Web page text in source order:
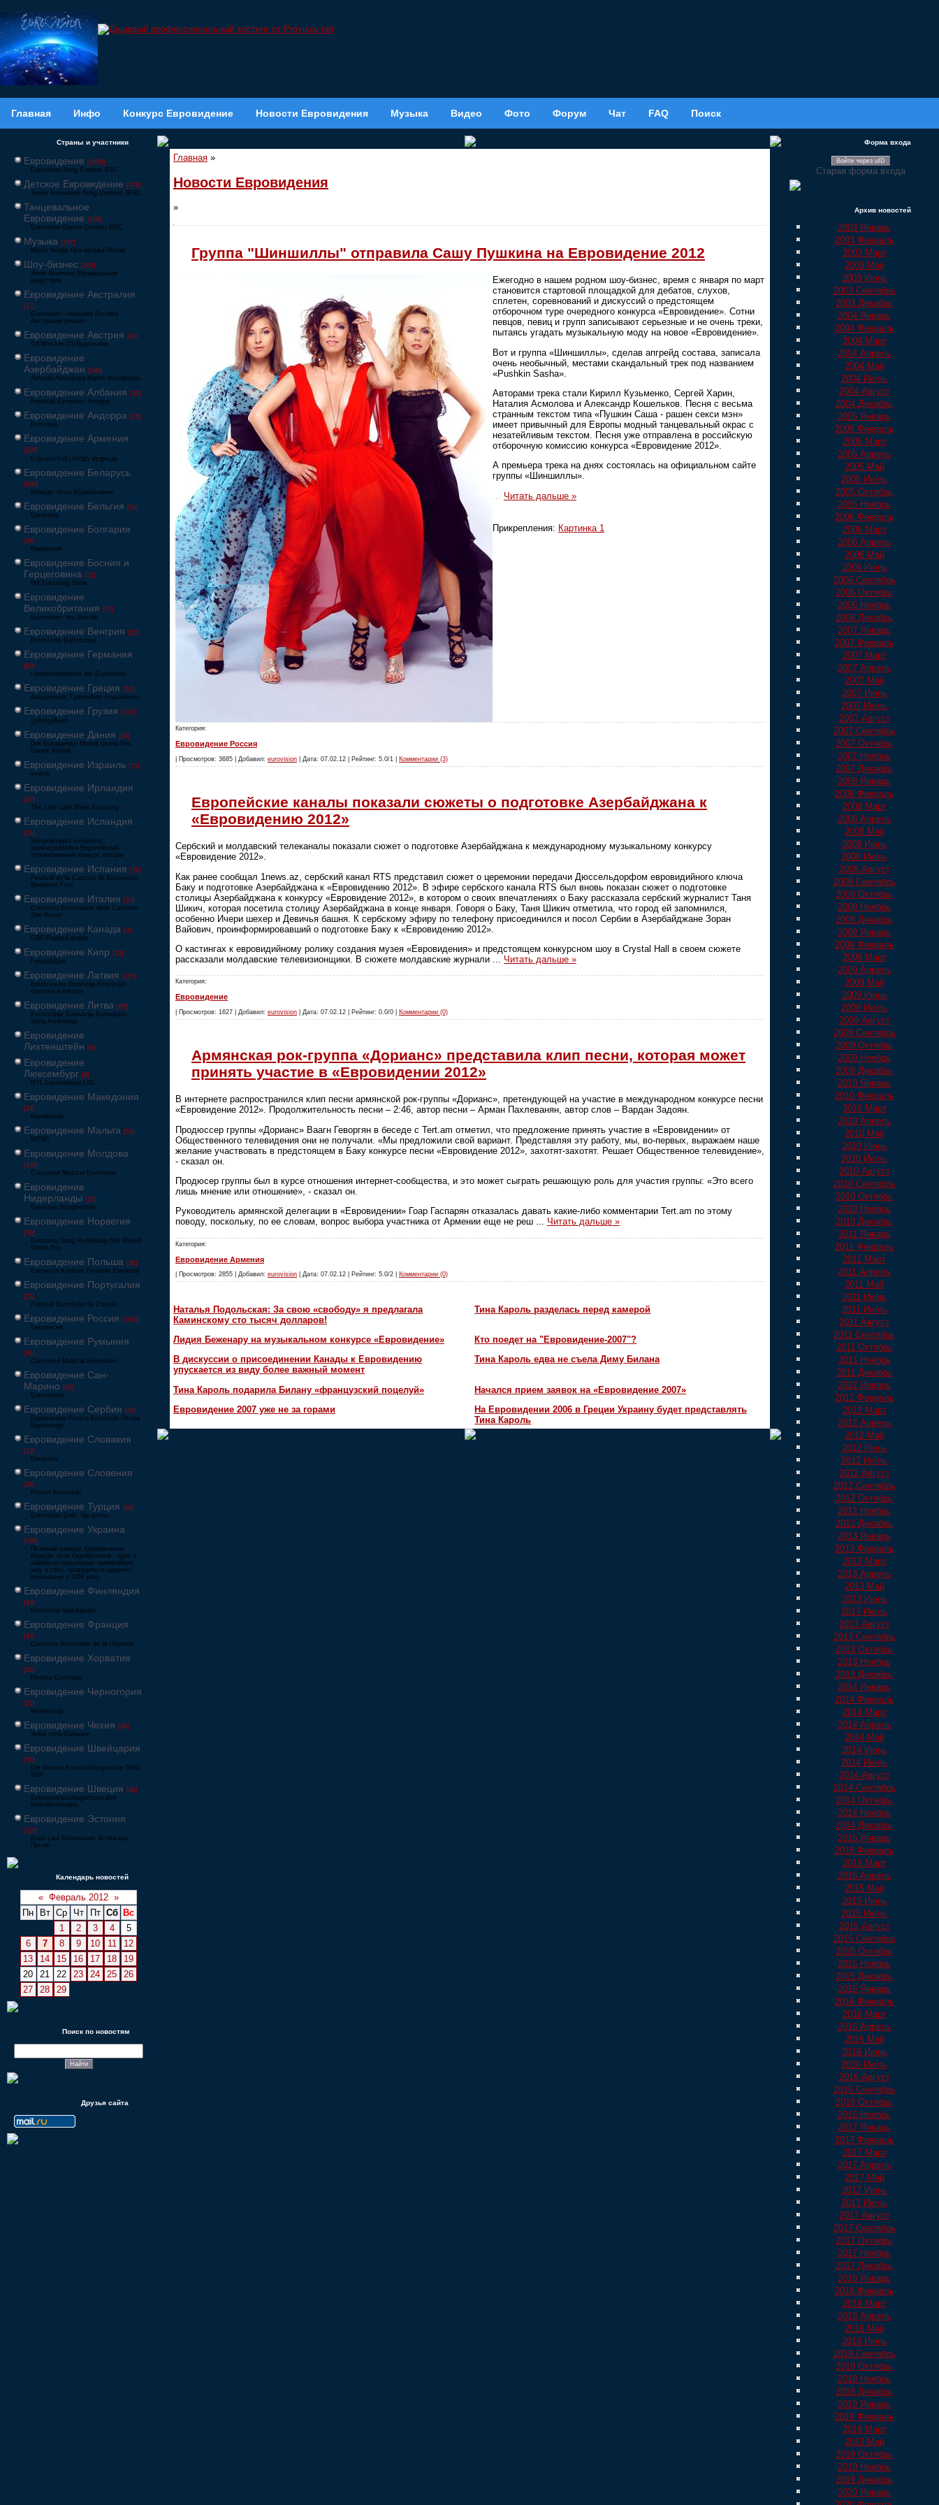
Главная Инфо Конкурс Евровидение Новости Евровидения Музыка Видео Фото Форум Чат FAQ Поиск
Страны и участники
Евровидение [1858]
Eurovision Song Contest ESC
Детское Евровидение [878]
Junior Eurovision Song Contest JESC
Танцевальное
Евровидение [106]
Eurovision Dance Contest EDC
Музыка [257]
Music Songs Поп-музыка Песни
Шоу-бизнес [564]
Show Business Музыкальная
индустрия
Евровидение Австралия
[17]
Eurovision – Australia Decides
Австралия решает
Евровидение Австрия [24]
Ö3-Wecker Ö3 Будильник
Евровидение
Азербайджан [549]
Avrovijn Avroviziya Mahnı Müsabiqəsi
Евровидение Албания [32]
Festivali Evropian i Këngës
Евровидение Андорра [15]
Eurovisió
Евровидение Армения
[228]
Եվրատեսիլ երգի մրցույթ
Евровидение Беларусь
[600]
Конкурс песні Еўрабачанне
Евровидение Бельгия [24]
Eurosong
Евровидение Болгария
[26]
Евровизия
Евровидение Босния и
Герцеговина [21]
BH Eurosong Show
Евровидение
Великобритания [67]
Eurovision: You Decide
Евровидение Венгрия [22]
Eurovíziós Dalfesztivá
Евровидение Германия
[80]
Liederwettbewerb der Eurovision
Евровидение Греция [52]
Διαγωνισμός Τραγουδιού Ευρώεικονα
Евровидение Грузия [122]
ევროვიზიის
Евровидение Дания [29]
Det Europæiske Melodi Grand Prix
Dansk Melodi
Евровидение Израиль [71]
‏אירוויזיון
Евровидение Ирландия
[27]
The Late Late Show Eurosong
Евровидение Исландия
[21]
Söngvakeppni evrópskra
sjónvarpsstöðva Европейский
телевизионный конкурс певцов
Евровидение Испания [79]
Festival de la Canción de Eurovisión
Benidorm Fest
Евровидение Италия [27]
Concorso Eurovisione della Canzone
San Remo
Евровидение Канада [3]
CBC/Radio-Canada
Евровидение Кипр [52]
Γιουροβίζιον
Евровидение Латвия [125]
Eirodziesma Eirovīzija Eirovīzijas
dziesmu konkurss
Евровидение Литва [65]
Eurovizijoje Eurovizija Eurovizijos
dainų konkursas
Евровидение
Лихтенштейн [6]
Евровидение
Люксембург [6]
RTL Luxembourg LSC
Евровидение Македония
[24]
Евровизија
Евровидение Мальта [51]
MESC
Евровидение Молдова
[134]
Concursul Muzical Eurovision
Евровидение
Нидерланды [26]
Eurovisie Songfestival
Евровидение Норвегия
[39]
Eurosong Sang Ryddesalg Nrk Melodi
Grand Prix
Евровидение Польша [36]
Eurowizja Konkurs Piosenki Eurowizji
Евровидение Португалия
[25]
Festival Eurovisão da Canção
Евровидение Россия [1062]
Европесня
Евровидение Румыния
[41]
Concursul Muzical Eurovision
Евровидение Сан-
Марино [23]
Eurovisione
Евровидение Сербия [39]
Еуровисион Pesma Evrovizije Песма
Евровизије
Евровидение Словакия
[13]
Eurovízia
Евровидение Словения
[26]
Pesem Evrovizije
Евровидение Турция [66]
Eurovision Şarkı Yarışması
Евровидение Украина
[796]
Пісенний конкурс Євробачення
Конкурс пісні Євробачення - одне з
найбільш популярних телевізійних
шоу в світі, проводиться щорічно,
починаючи з 1956 року
Евровидение Финляндия
[33]
Eurovision laulukilpailu
Евровидение Франция
[49]
Concours Eurovision de la chanson
Евровидение Хорватия
[22]
Pjesma Eurovizije
Евровидение Черногория
[21]
Montevizija
Евровидение Чехия [26]
Velká cena Eurovize
Евровидение Швейцария
[35]
Die Grosse Entscheidungsshow SRG
SSR
Евровидение Швеция [48]
Eurovisionsschlagerfestivalen
Melodifestivalen
Евровидение Эстония
[226]
Eesti Laul Eurovisioon Эстонская
Песня
Календарь новостей
« Февраль 2012 »
Пн
Вт Ср Чт Пт Сб
Вс
1
2 3 4
5
6
7 8 9 10 11
12
13
14 15 16 17 18
19
20
21 22 23 24 25
26
27
28 29
Поиск по новостям
Друзья сайта
Главная »
Новости Евровидения
»
Группа "Шиншиллы" отправила Сашу Пушкина на Евровидение 2012
Ежегодно в нашем родном шоу-бизнес, время с января по март
становится стартовой площадкой для дебатов, слухов,
сплетен, соревнований и дискуссий о предстоящем
отборочном туре очередного конкурса «Евровидение». Сотни
певцов, певиц и групп записывают серьезные и не очень треки,
пытаясь угадать музыкальную моду на новое «Евровидение».
Вот и группа «Шиншиллы», сделав апгрейд состава, записала
очень необычный, местами скандальный трек под названием
«Pushkin Sasha».
Авторами трека стали Кирилл Кузьменко, Сергей Харин,
Наталия Асмолова и Александр Кошельков. Песня с весьма
странным текстом типа «Пушкин Саша - рашен секси мэн»
имеет привычный для Европы модный танцевальный окрас с
незатейливым текстом. Песня уже отправлена в российскую
отборочную комиссию конкурса «Евровидение 2012».
А премьера трека на днях состоялась на официальном сайте
группы «Шиншиллы».
Читать дальше »
Прикрепления: Картинка 1
Категория:
Евровидение Россия
| Просмотров: 3685 | Добавил: eurovision | Дата: 07.02.12 | Рейтинг: 5.0/1 | Комментарии (3)
Европейские каналы показали сюжеты о подготовке Азербайджана к
«Евровидению 2012»
Сербский и молдавский телеканалы показали сюжет о подготовке Азербайджана к международному музыкальному конкурсу
«Евровидение 2012».
Как ранее сообщал 1news.az, сербский канал RTS представил сюжет о церемонии передачи Дюссельдорфом евровидийного ключа
Баку и подготовке Азербайджана к «Евровидению 2012». В эфире сербского канала RTS был вновь показан сюжет о подготовке
столицы Азербайджана к конкурсу «Евровидение 2012», в котором о своих впечатлениях о Баку рассказала сербский журналист Таня
Шикич, которая посетила столицу Азербайджана в конце января. Говоря о Баку, Таня Шикич отметила, что город ей запомнился,
особенно Ичери шехер и Девичья башня. К сербскому эфиру по телефону присоединился и посол Сербии в Азербайджане Зоран
Вайович, проинформировавший о подготовке Баку к «Евровидению 2012».
О кастингах к евровидийному ролику создания музея «Евровидения» и предстоящем конкурсном шоу в Crystal Hall в своем сюжете
рассказали молдавские телевизионщики. В сюжете молдавские журнали
Читать дальше »
Категория:
Евровидение
| Просмотров: 1627 | Добавил: eurovision | Дата: 07.02.12 | Рейтинг: 0.0/0 | Комментарии (0)
Армянская рок-группа «Дорианс» представила клип песни, которая может
принять участие в «Евровидении 2012»
В интернете распространился клип песни армянской рок-группы «Дорианс», претендующей на участие в международном конкурсе песни
«Евровидение 2012». Продолжительность песни – 2:46, автор песни – Арман Пахлеванян, автор слов – Вардан Задоян.
Продюссер группы «Дорианс» Ваагн Геворгян в беседе с Tert.am отметил, что предложение принять участие в «Евровидении» от
Общественного телевидения они не получали. «Мы предложили свой вариант. Представляя эту работу, мы, во-первых, выражаем наше
желание участвовать в предстоящем в Баку конкурсе песни «Евровидение 2012», захотят-захотят. Решает Общественное телевидение»,
- сказал он.
Продюсер группы был в курсе отношения интернет-сообщества, и это может сыграть решающую роль для участия группы: «Это всего
лишь мнение или отношение», - сказал он.
Руководитель армянской делегации в «Евровидении» Гоар Гаспарян отказалась давать какие-либо комментарии Tert.am по этому
поводу, поскольку, по ее словам, вопрос выбора участника от Армении еще не реш ... Читать дальше »
Категория:
Евровидение Армения
| Просмотров: 2855 | Добавил: eurovision | Дата: 07.02.12 | Рейтинг: 5.0/2 | Комментарии (0)
Наталья Подольская: За свою «свободу» я предлагала
Каминскому сто тысяч долларов!
Тина Кароль разделась перед камерой
Лидия Беженару на музыкальном конкурсе «Евровидение»
Кто поедет на "Евровидение-2007"?
В дискуссии о присоединении Канады к Евровидению
упускается из виду более важный момент
Тина Кароль едва не съела Диму Билана
Тина Кароль подарила Билану «французский поцелуй»
Начался прием заявок на «Евровидение 2007»
Евровидение 2007 уже не за горами
На Евровидении 2006 в Греции Украину будет представлять
Тина Кароль
Форма входа
Войти через uID
Старая форма входа
Архив новостей
2003 Январь
2003 Февраль
2003 Март
2003 Май
2003 Июнь
2003 Сентябрь
2003 Декабрь
2004 Январь
2004 Февраль
2004 Март
2004 Апрель
2004 Май
2004 Июль
2004 Август
2004 Декабрь
2005 Январь
2005 Февраль
2005 Март
2005 Апрель
2005 Май
2005 Июль
2005 Октябрь
2005 Ноябрь
2006 Февраль
2006 Март
2006 Апрель
2006 Май
2006 Июнь
2006 Сентябрь
2006 Октябрь
2006 Ноябрь
2006 Декабрь
2007 Январь
2007 Февраль
2007 Март
2007 Апрель
2007 Май
2007 Июнь
2007 Июль
2007 Август
2007 Сентябрь
2007 Октябрь
2007 Ноябрь
2007 Декабрь
2008 Январь
2008 Февраль
2008 Март
2008 Апрель
2008 Май
2008 Июнь
2008 Июль
2008 Август
2008 Сентябрь
2008 Октябрь
2008 Ноябрь
2008 Декабрь
2009 Январь
2009 Февраль
2009 Март
2009 Апрель
2009 Май
2009 Июнь
2009 Июль
2009 Август
2009 Сентябрь
2009 Октябрь
2009 Ноябрь
2009 Декабрь
2010 Январь
2010 Февраль
2010 Март
2010 Апрель
2010 Май
2010 Июнь
2010 Июль
2010 Август
2010 Сентябрь
2010 Октябрь
2010 Ноябрь
2010 Декабрь
2011 Январь
2011 Февраль
2011 Март
2011 Апрель
2011 Май
2011 Июнь
2011 Июль
2011 Август
2011 Сентябрь
2011 Октябрь
2011 Ноябрь
2011 Декабрь
2012 Январь
2012 Февраль
2012 Март
2012 Апрель
2012 Май
2012 Июнь
2012 Июль
2012 Август
2012 Сентябрь
2012 Октябрь
2012 Ноябрь
2012 Декабрь
2013 Январь
2013 Февраль
2013 Март
2013 Апрель
2013 Май
2013 Июнь
2013 Июль
2013 Август
2013 Сентябрь
2013 Октябрь
2013 Ноябрь
2013 Декабрь
2014 Январь
2014 Февраль
2014 Март
2014 Апрель
2014 Май
2014 Июнь
2014 Июль
2014 Август
2014 Сентябрь
2014 Октябрь
2014 Ноябрь
2014 Декабрь
2015 Январь
2015 Февраль
2015 Март
2015 Апрель
2015 Май
2015 Июнь
2015 Июль
2015 Август
2015 Сентябрь
2015 Октябрь
2015 Ноябрь
2015 Декабрь
2016 Январь
2016 Февраль
2016 Март
2016 Апрель
2016 Май
2016 Июнь
2016 Июль
2016 Август
2016 Сентябрь
2016 Октябрь
2016 Ноябрь
2017 Январь
2017 Февраль
2017 Март
2017 Апрель
2017 Май
2017 Июнь
2017 Июль
2017 Август
2017 Сентябрь
2017 Октябрь
2017 Ноябрь
2017 Декабрь
2018 Январь
2018 Февраль
2018 Март
2018 Апрель
2018 Май
2018 Июнь
2018 Сентябрь
2018 Октябрь
2018 Ноябрь
2018 Декабрь
2019 Январь
2019 Февраль
2019 Март
2019 Май
2019 Октябрь
2019 Ноябрь
2019 Декабрь
2020 Январь